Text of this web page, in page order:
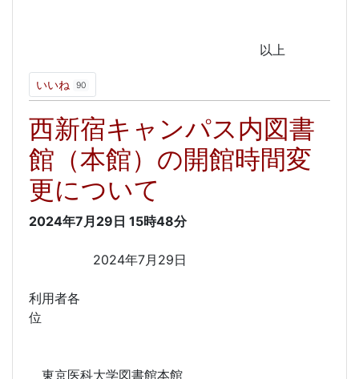
以上
いいね 90
西新宿キャンパス内図書
館（本館）の開館時間変
更について
2024年7月29日 15時48分
2024年7月29日
利用者各
位
東京医科大学図書館本館